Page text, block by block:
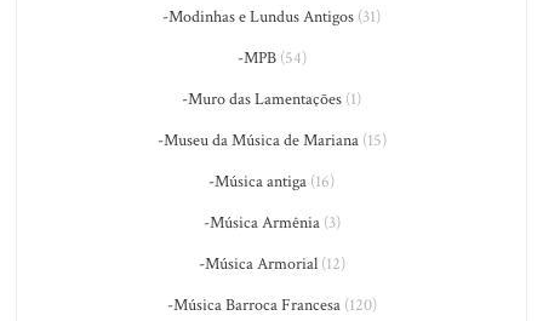
-Modinhas e Lundus Antigos (31)
-MPB(54)
-Muro das Lamentações (1)
-Museu da Música de Mariana(15)
-Música antiga (16)
-Música Armênia(3)
-Música Armorial(12)
-Música Barroca Francesa(120)